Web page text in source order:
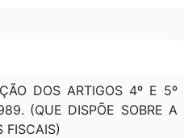
DOS ARTIGOS 4º E 5º
(QUE DISPÕE SOBRE A
FISCAIS)